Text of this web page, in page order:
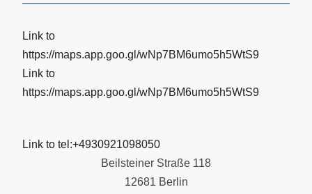
Link to
https://maps.app.goo.gl/wNp7BM6umo5h5WtS9
Link to
https://maps.app.goo.gl/wNp7BM6umo5h5WtS9
Link to tel:+4930921098050
Beilsteiner Straße 118
12681 Berlin